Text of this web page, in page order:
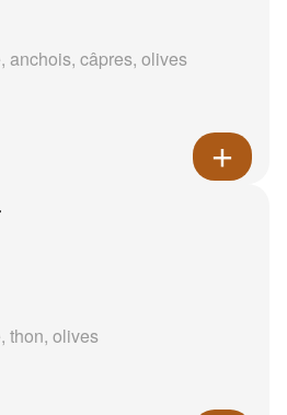
anchois, câpres, olives
thon, olives